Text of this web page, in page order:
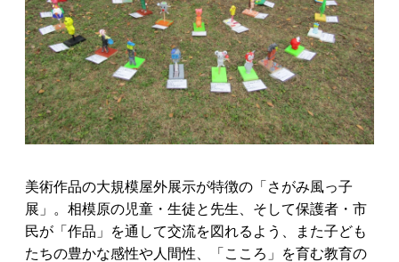
美術作品の大規模屋外展示が特徴の「さがみ風っ子
展」。相模原の児童・生徒と先生、そして保護者・市
民が「作品」を通して交流を図れるよう、また子ども
たちの豊かな感性や人間性、「こころ」を育む教育の